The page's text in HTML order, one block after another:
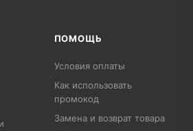
ПОМОЩЬ
Условия оплаты
Как использовать
промокод
Замена и возврат товара